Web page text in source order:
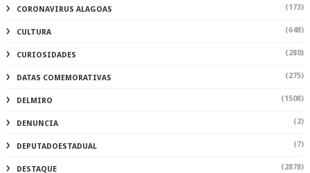
MERCADO (2)
MUNDO (104)
MUSICA (115)
NATAL (1)
NATUREZA (289)
OLHO D'ÁGUA (359)
PAPEANDO (1)
PARICONHA (86)